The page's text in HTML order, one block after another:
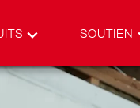
SOUTIEN